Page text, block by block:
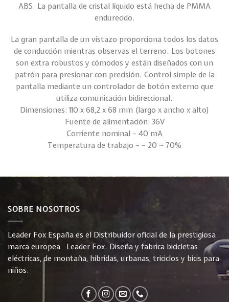
ABS. La pantalla de cristal líquido está hecha de PMMA
endurecido.
La gran pantalla de un vistazo proporciona todos los datos
de conducción mientras observas el terreno. Los botones
son extra robustos y cómodos y están diseñados con un
patrón para presionar con precisión. Control simple de la
pantalla mediante un controlador de botón externo que
utiliza comunicación bidireccional.
Dimensiones: 110 x 68,2 x 68 mm (largo x ancho x alto)
Fuente de alimentación: 36V
Corriente nominal – 40 mA
Temperatura de trabajo – – 20 ~ 70%
SOBRE NOSOTROS
Leader Fox España es el Distribuidor oficial de la prestigiosa
marca europea Leader Fox. Diseña y fabrica bicicletas
eléctricas, de montaña, híbridas, urbanas, triciclos y bicis para
niños.